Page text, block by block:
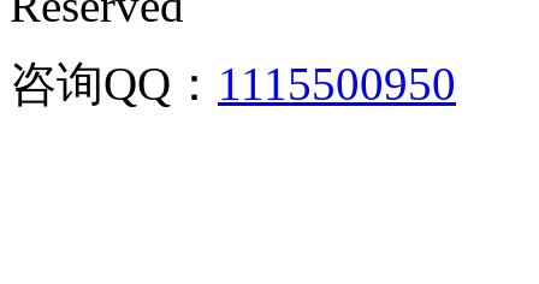
咨询QQ： 1115500950